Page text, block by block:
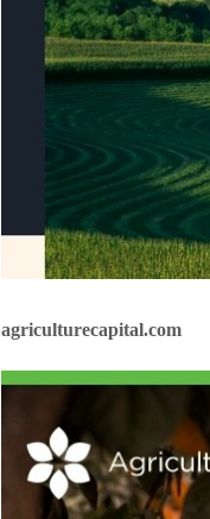
agriculturecapital.com